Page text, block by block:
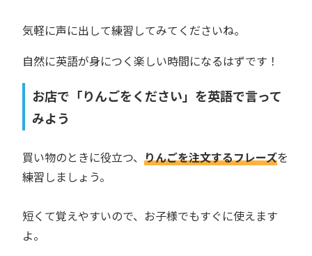
気軽に声に出して練習してみてくださいね。
自然に英語が身につく楽しい時間になるはずです！
お店で「りんごをください」を英語で言って
みよう
買い物のときに役立つ、 りんごを注文するフレーズを
練習しましょう。
短くて覚えやすいので、お子様でもすぐに使えます
よ。